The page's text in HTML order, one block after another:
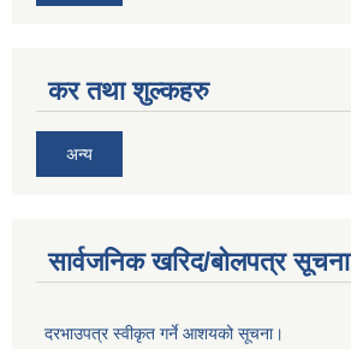
कर तथा शुल्कहरु
अन्य
सार्वजनिक खरिद/बोलपत्र सूचना
दरभाउपत्र स्वीकृत गर्ने आशयको सूचना।